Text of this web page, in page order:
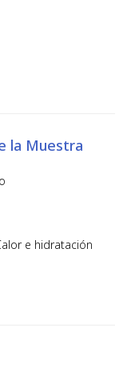
la Muestra
e hidratación